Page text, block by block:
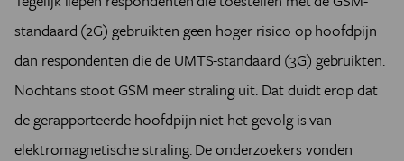
standaard (2G) gebruikten geen hoger risico op hoofdpijn
dan respondenten die de UMTS-standaard (3G) gebruikten.
Nochtans stoot GSM meer straling uit. Dat duidt erop dat
de gerapporteerde hoofdpijn niet het gevolg is van
elektromagnetische straling. De onderzoekers vonden